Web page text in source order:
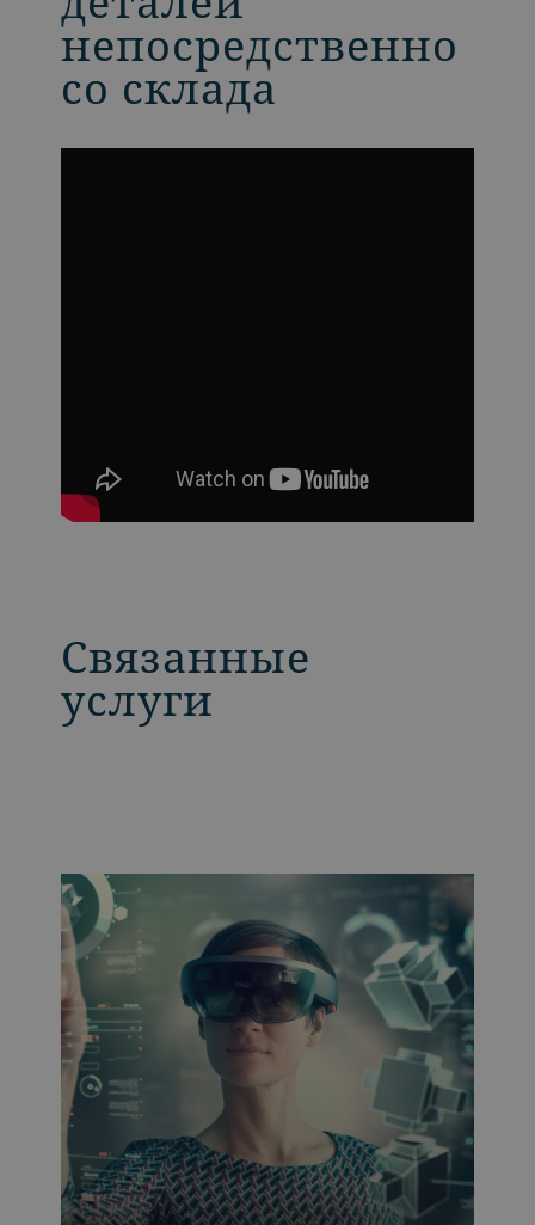
непосредственно
со склада
Связанные
услуги